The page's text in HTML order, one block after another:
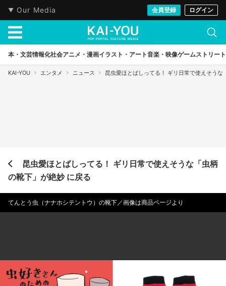
Our Media 会員登録 ログイン
本・文芸情報化社会アニメ・漫画イラスト・アート音楽・映像ゲームストリート
KAI-YOU エンタメ ニュース 昆虫愛ほとばしってる！ ギリ日常で使えそうな
昆虫愛ほとばしってる！ ギリ日常で使えそうな「虫柄
の靴下」が絶妙 に戻る
てんとう虫（ナナホシテントウ）の靴下／画像は商品ページより